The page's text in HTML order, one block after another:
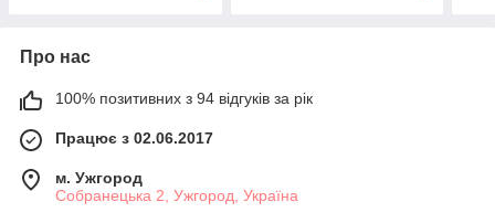
Про нас
100% позитивних з 94 відгуків за рік
Працює з 02.06.2017
м. Ужгород
Собранецька 2, Ужгород, Україна